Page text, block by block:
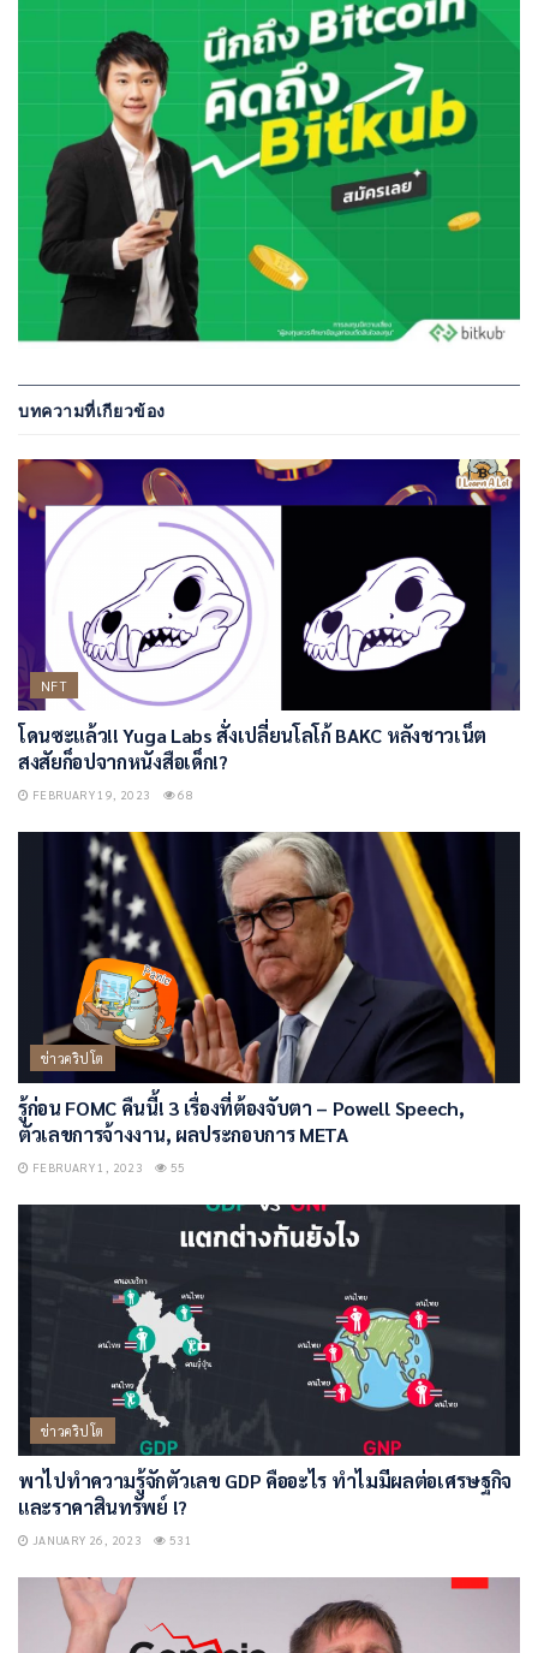
บทความที่เกียวข้อง
NFT
โดนซะแล้ว!! Yuga Labs สั่งเปลี่ยนโลโก้ BAKC หลังชาวเน็ต
สงสัยก็อปจากหนังสือเด็ก!?
FEBRUARY 19, 2023 68
ข่าวคริปโต
รู้ก่อน FOMC คืนนี้! 3 เรื่องที่ต้องจับตา – Powell Speech,
ตัวเลขการจ้างงาน, ผลประกอบการ META
FEBRUARY 1, 2023 55
ข่าวคริปโต
พาไปทำความรู้จักตัวเลข GDP คืออะไร ทำไมมีผลต่อเศรษฐกิจ
และราคาสินทรัพย์ !?
JANUARY 26, 2023 531